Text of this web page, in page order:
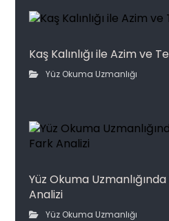
Kaş Kalınlığı ile Azim ve
Yüz Okuma Uzmanlığı
Yüz Okuma
Analizi
Yüz Okuma Uzmanlığı